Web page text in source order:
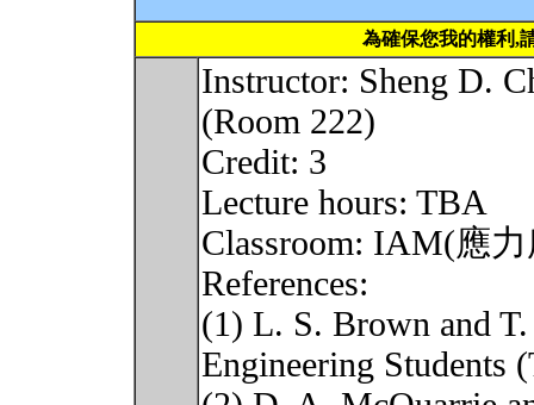
為確保您我的權利,
Instructor: Sheng D.
(Room 222)
Credit: 3
Lecture hours: TBA
Classroom: IAM(應
References:
(1) L. S. Brown and
Engineering Students